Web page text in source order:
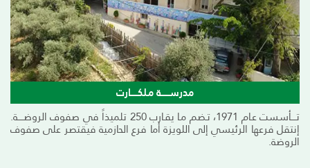
مدرســــــة مـلكـــــارت
تــــأسست عـام 1971، تـضم مـا يقـارب 250 تلميذاً في صفوف الروضــــة.
إنتقل فرعها الرئيسي إلى اللويزة أما فرع الحازمية فيقتصر على صفوف
الروضة.